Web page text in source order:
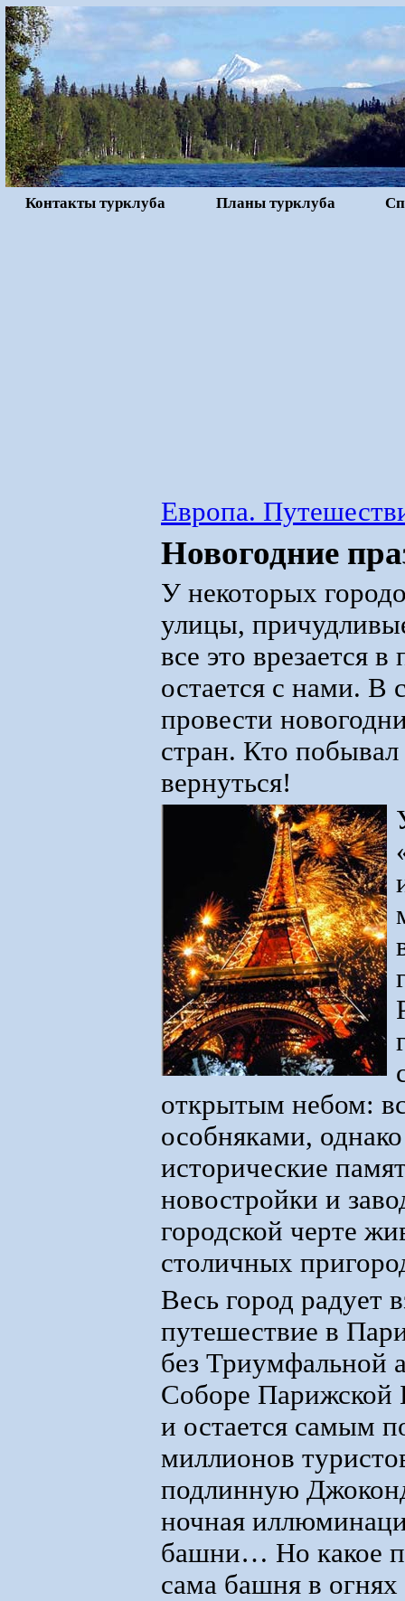
Контакты турклуба Планы турклуба
Европа.
Новогодние
У некоторых
улицы,
все это врезается
остается с нами.
провести
стран. Кто побывал
вернуться!
открытым небом:
особняками,
исторические
новостройки и
городской черте
столичных
Весь город радует
путешествие в
без Триумфальной
Соборе Парижской
и остается самым
миллионов
подлинную
ночная
башни… Но какое
сама башня в